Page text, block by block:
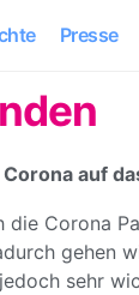
Presse
auf
Corona
gehen
sehr